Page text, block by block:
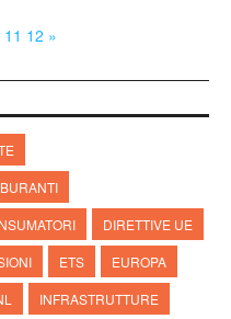
11 12 »
DIRETTIVE UE
ETS
EUROPA
INFRASTRUTTURE